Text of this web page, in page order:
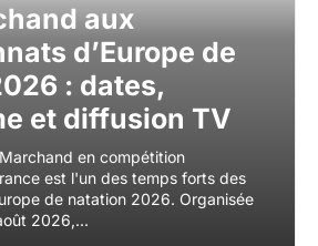
aux
d’Europe de
: dates,
et diffusion TV
en compétition
est l'un des temps forts des
de natation 2026. Organisée
2026,...